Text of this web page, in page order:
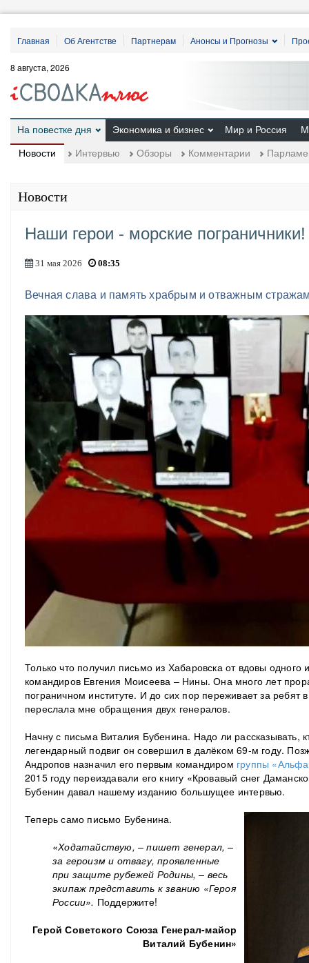
Главная Об Агентстве Партнерам Анонсы и Прогнозы
8 августа, 2026
На повестке дня
Новости Интервью Обзоры Комментарии
Экономика и бизнес Мир и Россия
Новости
Наши герои - морские пограничники!
31 мая 2026 08:35
Вечная слава и память храбрым и отважным
Только что получил письмо из Хабаровска от вдовы
командиров Евгения Моисеева – Нины. Она много лет
пограничном институте. И до сих пор переживает за
переслала мне обращения двух генералов.
Начну с письма Виталия Бубенина. Надо ли рассказывать,
легендарный подвиг он совершил в далёком 69-м году.
Андропов назначил его первым командиром группы
2015 году переиздавали его книгу «Кровавый снег
Бубенин давал нашему изданию большущее интервью.
Теперь само письмо Бубенина.
«Ходатайствую, – пишет генерал, –
за героизм и отвагу, проявленные
при защите рубежей Родины, – весь
экипаж представить к званию «Героя
России». Поддержите!
Герой Советского Союза Генерал-майор
Виталий Бубенин»